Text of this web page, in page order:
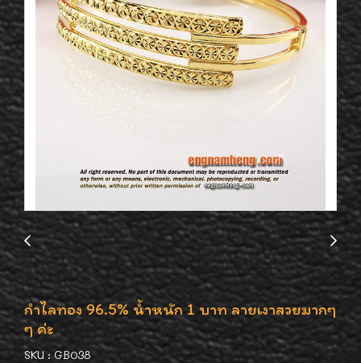
กำไลทอง 96.5% น้ำหนัก 1 บาท ลายเงาสวยมากๆ
ๆ ค่ะ
SKU : GB038